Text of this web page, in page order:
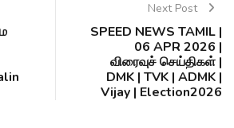
Next Post
SPEED NEWS TAMIL |
06 APR 2026 |
விரைவுச் செய்திகள் |
DMK | TVK | ADMK |
Vijay | Election2026